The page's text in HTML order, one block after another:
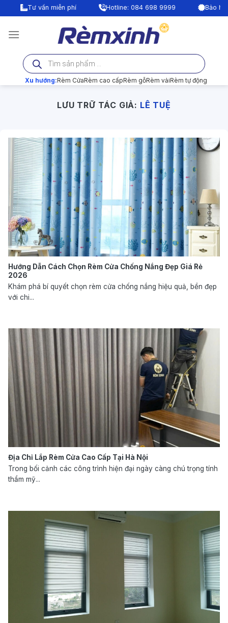
qua
nội
vấn miễn phí Hotline: 084 698 9999 Bảo hành lên tới
Tìm
kiếm
sản
phẩm
Xu hướng:Rèm CửaRèm cao cấpRèm gỗRèm vảiRèm tự động
LƯU TRỮ TÁC GIẢ: LÊ TUỆ
Hướng Dẫn Cách Chọn Rèm Cửa Chống Nắng Đẹp Giá Rẻ
2026
Khám phá bí quyết chọn rèm cửa chống nắng hiệu quả, bền đẹp
với chi...
Địa Chỉ Lắp Rèm Cửa Cao Cấp Tại Hà Nội
Trong bối cảnh các công trình hiện đại ngày càng chú trọng tính
thẩm mỹ...